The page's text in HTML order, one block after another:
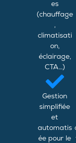
es
(chauffage
,
climatisati
on,
éclairage,
CTA…)
Gestion
simplifiée
et
automatis
ée pour le